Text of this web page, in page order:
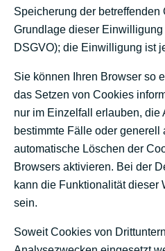
Speicherung der
Grundlage dieser Einwilligung
DSGVO); die Einwilligung ist
Sie können Ihren Browser so
das Setzen von Cookies
nur im Einzelfall erlauben, die
bestimmte Fälle oder
automatische Löschen der
Browsers aktivieren. Bei der
kann die Funktionalität dieser
sein.
Soweit Cookies von